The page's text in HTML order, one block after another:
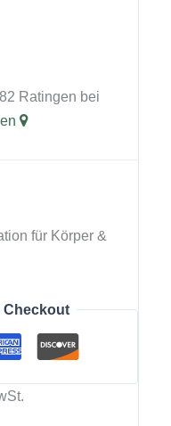
Ratingen bei
für Körper &
Checkout